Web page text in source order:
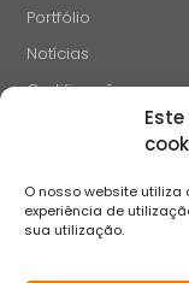
O nosso website
experiência de
sua utilização.
Portfólio
Notícias
Certificações
SIGA-NOS